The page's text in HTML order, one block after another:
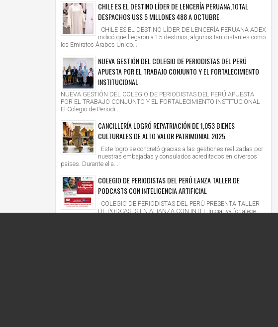
CHILE ES EL DESTINO LÍDER DE LENCERÍA PERUANA,TOTAL
DESPACHOS US$ 5 MILLONES 488 A OCTUBRE
CHILE ES EL DESTINO LÍDER DE LENCERÍA PERUANA ADEX
indicó que llegaron a 15 destinos, algunos tan distantes como
los Emiratos Árabes Unido...
NUEVA GESTIÓN DEL COLEGIO DE PERIODISTAS DEL PERÚ
APUESTA POR EL TRABAJO CONJUNTO Y EL FORTALECIMIENTO
INSTITUCIONAL
NUEVA GESTIÓN DEL COLEGIO DE PERIODISTAS DEL PERÚ APUESTA
POR EL TRABAJO CONJUNTO Y EL FORTALECIMIENTO INSTITUCIONAL
El Colegio de Periodi...
CANCILLERÍA LOGRÓ REPATRIACIÓN DE 1,053 BIENES
CULTURALES DE ALTO VALOR PATRIMONIAL 2025
Este logro se concretó gracias a las gestiones realizadas por
nuestras embajadas y consulados acreditados en diversos
países. Durante el a...
COLEGIO DE PERIODISTAS DEL PERÚ LANZA TALLER DE
PODCASTS CON INTELIGENCIA ARTIFICIAL
COLEGIO DE PERIODISTAS DEL PERÚ PRESENTA TALLER
DE PODCASTS EN ALIANZA CON INTEL Iniciativa fortalece